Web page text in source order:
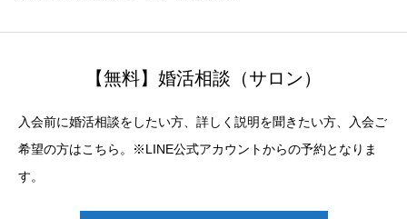
【無料】婚活相談（サロン）
入会前に婚活相談をしたい方、詳しく説明を聞きたい方、入会ご
希望の方はこちら。※LINE公式アカウントからの予約となりま
す。